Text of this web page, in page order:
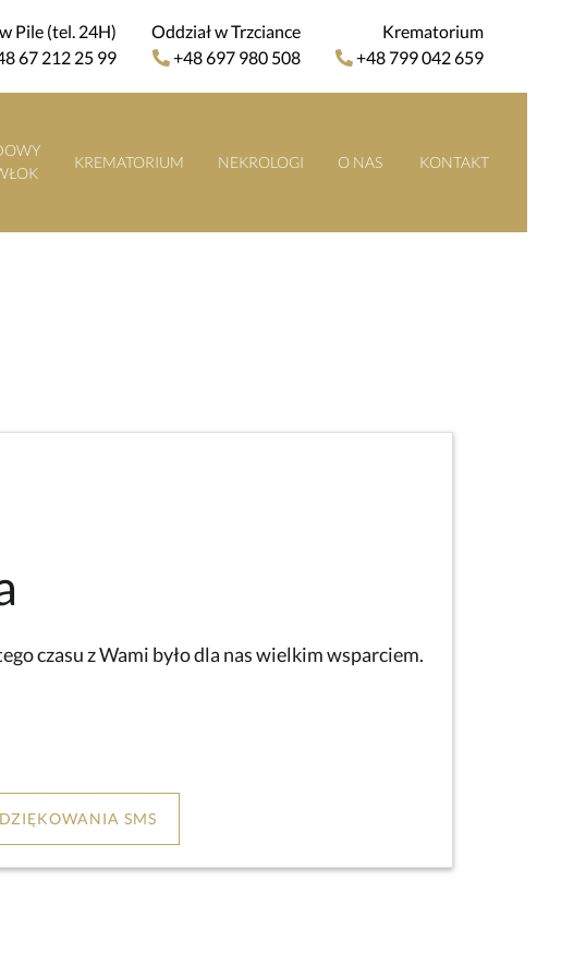
Pile (tel. 24H)
67 212 25 99
Oddział w Trzciance
+48 697 980 508
Krematorium
+48 799 042 659
KREMATORIUM NEKROLOGI O NAS KONTAKT
czasu z Wami było dla nas wielkim wsparciem.
SMS